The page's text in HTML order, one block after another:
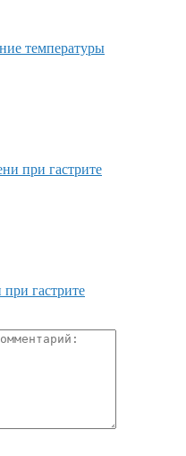
температуры
при гастрите
гастрите